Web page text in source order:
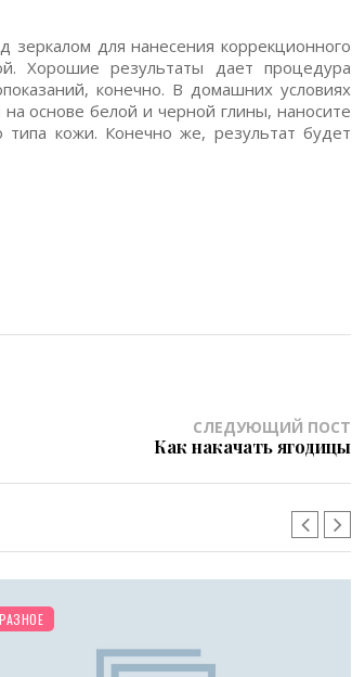
для нанесения коррекционного
Хорошие результаты дает процедура
конечно. В домашних условиях
основе белой и черной глины, наносите
кожи. Конечно же, результат будет
СЛЕДУЮЩИЙ ПОСТ
Как накачать ягодицы
КРАСОТА
КОЖА